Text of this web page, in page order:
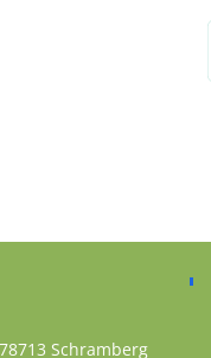
Schramberg